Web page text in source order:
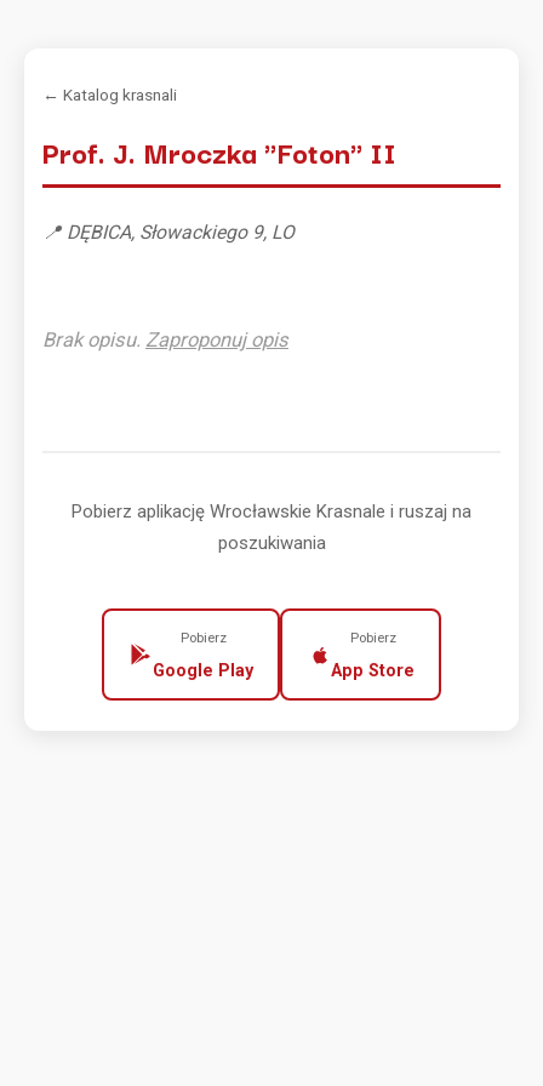
← Katalog krasnali
Prof. J. Mroczka "Foton" II
📍 DĘBICA, Słowackiego 9, LO
Brak opisu. Zaproponuj opis
Pobierz aplikację Wrocławskie Krasnale i ruszaj na
poszukiwania
Pobierz
Google Play
Pobierz
App Store